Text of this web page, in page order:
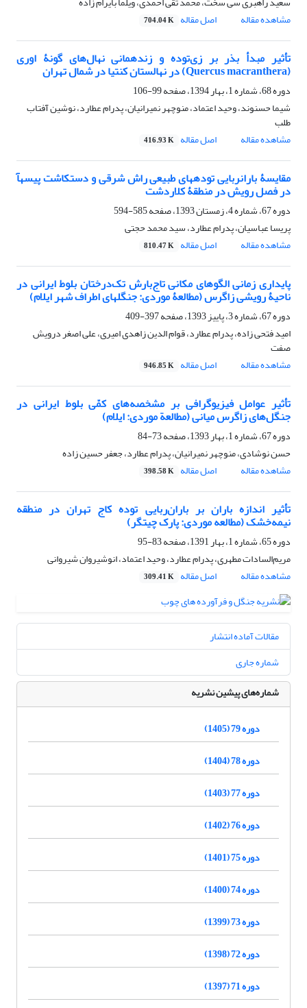
مشاهده مقاله
اصل مقاله 704.04 K
تأثیر مبدأ بذر بر زی‌توده و زنده‏مانی نهال‌های گونۀ اوری
(Quercus macranthera) در نهالستان کنتیا در شمال تهران
دوره 68، شماره 1، بهار 1394، صفحه
99-106
شیما حسنوند، وحید اعتماد، منوچهر نمیرانیان، پدرام عطارد، نوشین آفتاب
طلب
مشاهده مقاله
اصل مقاله 416.93 K
مقایسۀ باران‏ربایی توده‏های طبیعی راش شرقی و دست‏کاشت پیسه‏آ
در فصل رویش در منطقۀ کلاردشت
دوره 67، شماره 4، زمستان 1393، صفحه
585-594
پریسا عباسیان، پدرام عطارد، سید محمد حجتی
مشاهده مقاله
اصل مقاله 810.47 K
پایداری زمانی الگوهای مکانی تاج‌بارش تک‌درختان بلوط ایرانی در
ناحیۀ رویشی زاگرس (مطالعۀ موردی: جنگل‏های اطراف شهر ایلام)
دوره 67، شماره 3، پاییز 1393، صفحه
397-409
امید فتحی زاده، پدرام عطارد، قوام الدین زاهدی امیری، علی اصغر درویش
صفت
مشاهده مقاله
اصل مقاله 946.85 K
تأثیر عوامل فیزیوگرافی بر مشخصه‌های کمّی بلوط ایرانی در
جنگل‌های زاگرس میانی (مطالعة موردی: ایلام)
دوره 67، شماره 1، بهار 1393، صفحه
73-84
حسن نوشادی، منوچهر نمیرانیان، پدرام عطارد، جعفر حسین زاده
مشاهده مقاله
اصل مقاله 398.58 K
تأثیر اندازه باران بر باران‌ربایی توده کاج تهران در منطقه
نیمه‌خشک (مطالعه موردی: پارک چیتگر)
دوره 65، شماره 1، بهار 1391، صفحه
83-95
مریم‌‌السادات مطهری، پدرام عطارد، وحید اعتماد، انوشیروان شیروانی
مشاهده مقاله
اصل مقاله 309.41 K
مقالات آماده انتشار
شماره جاری
شماره‌های پیشین نشریه
دوره 79 (1405)
دوره 78 (1404)
دوره 77 (1403)
دوره 76 (1402)
دوره 75 (1401)
دوره 74 (1400)
دوره 73 (1399)
دوره 72 (1398)
دوره 71 (1397)